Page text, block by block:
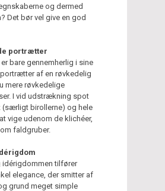
og dermed
Det bør vel give en god
portrætter
bare gennemherlig i sine
af en røvkedelig
mere røvkedelige
I vid udstrækning spot
(særligt birollerne) og hele
vige udenom de klichéer,
faldgruber.
tilfører
elegance, der smitter af
grund meget simple